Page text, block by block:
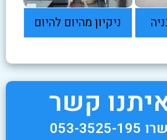
ניקיון מהיום להיום
קשר
195